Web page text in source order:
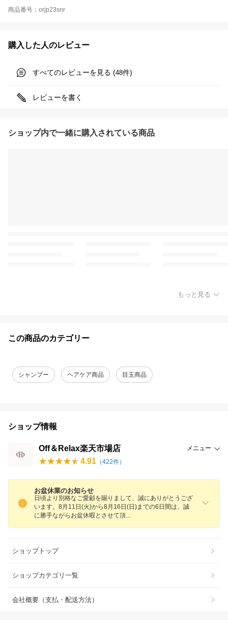
商品番号：orjp23snr
購入した人のレビュー
すべてのレビューを見る (48件)
レビューを書く
ショップ内で一緒に購入されている商品
もっと見る
この商品のカテゴリー
シャンプー ヘアケア商品 目玉商品
ショップ情報
Off＆Relax楽天市場店 メニュー
4.91 （422件）
お盆休業のお知らせ
日頃より別格なご愛顧を賜りまして、誠にありがとうござ
います。8月11日(火)から8月16日(日)までの6日間は、誠
に勝手ながらお盆休暇とさせて頂
ショップトップ
ショップカテゴリ一覧
会社概要（支払・配送方法）